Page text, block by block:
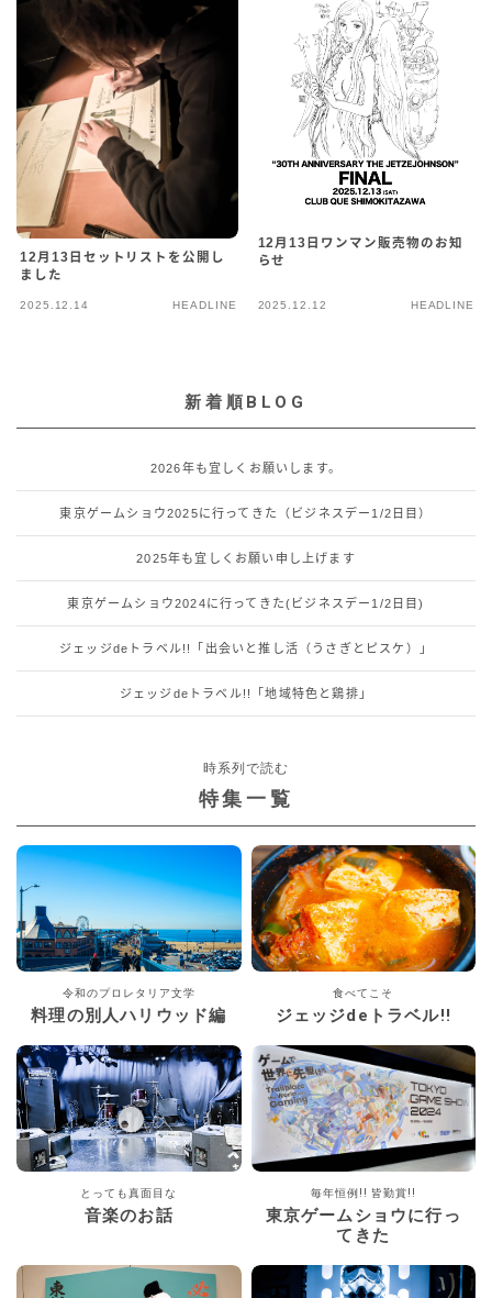
12月13日セットリストを公開し
ました
2025.12.14 HEADLINE
12月13日ワンマン販売物のお知
らせ
2025.12.12 HEADLINE
新着順BLOG
2026年も宜しくお願いします。
東京ゲームショウ2025に行ってきた（ビジネスデー1/2日目）
2025年も宜しくお願い申し上げます
東京ゲームショウ2024に行ってきた(ビジネスデー1/2日目)
ジェッジdeトラベル!!「出会いと推し活（うさぎとピスケ）」
ジェッジdeトラベル!!「地域特色と鶏排」
時系列で読む
特集一覧
令和のプロレタリア文学
料理の別人ハリウッド編
食べてこそ
ジェッジdeトラベル!!
とっても真面目な
音楽のお話
毎年恒例!! 皆勤賞!!
東京ゲームショウに行っ
てきた